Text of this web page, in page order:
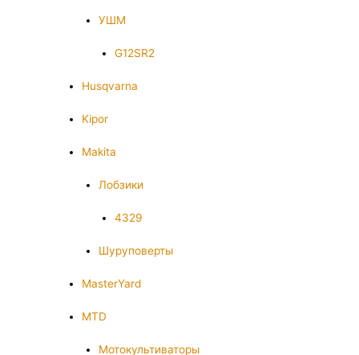
УШМ
G12SR2
Husqvarna
Kipor
Makita
Лобзики
4329
Шуруповерты
MasterYard
MTD
Мотокультиваторы